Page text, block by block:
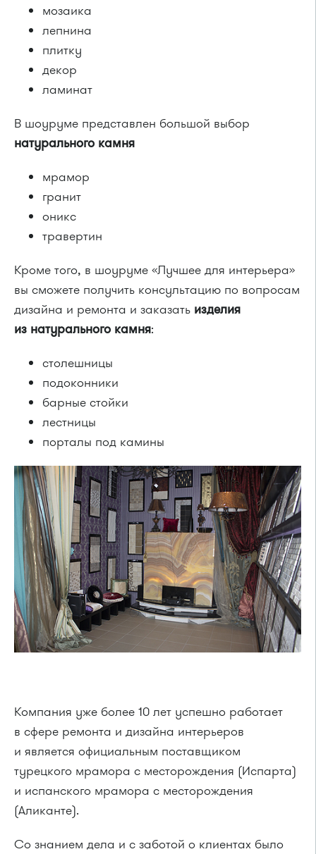
мозаика
лепнина
плитку
декор
ламинат
В шоуруме представлен большой выбор
натурального камня
мрамор
гранит
оникс
травертин
Кроме того, в шоуруме «Лучшее для интерьера»
вы сможете получить консультацию по вопросам
дизайна и ремонта и заказать изделия
из натурального камня:
столешницы
подоконники
барные стойки
лестницы
порталы под камины
Компания уже более 10 лет успешно работает
в сфере ремонта и дизайна интерьеров
и является официальным поставщиком
турецкого мрамора с месторождения (Испарта)
и испанского мрамора с месторождения
(Аликанте).
Со знанием дела и с заботой о клиентах было